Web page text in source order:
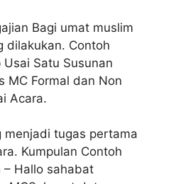
Bagi umat muslim
dilakukan. Contoh
Satu Susunan
MC Formal dan Non
Acara.
menjadi tugas pertama
Kumpulan Contoh
– Hallo sahabat